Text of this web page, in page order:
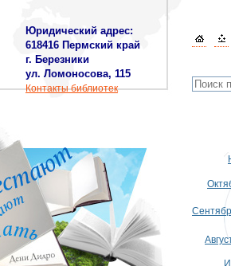
Юридический адрес:
618416 Пермский край
г. Березники
ул. Ломоносова, 115
Контакты библиотек